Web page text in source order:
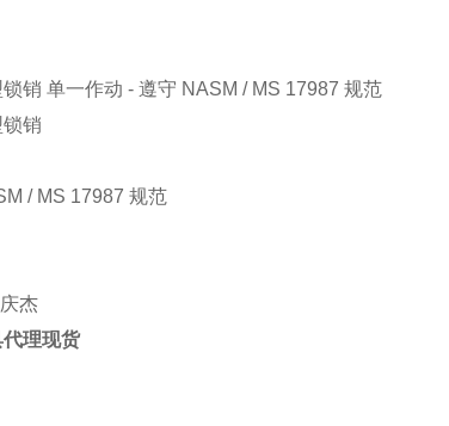
销 单一作动 - 遵守 NASM / MS 17987 规范
销
/ MS 17987 规范
杰
理现货